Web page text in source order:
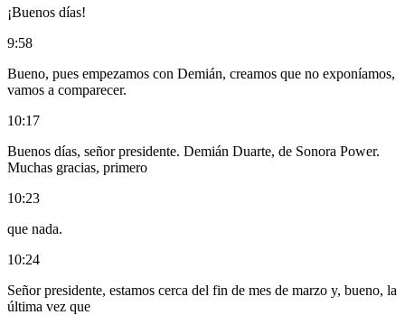
¡Buenos días!
9:58
Bueno, pues empezamos con Demián, creamos que no exponíamos,
vamos a comparecer.
10:17
Buenos días, señor presidente. Demián Duarte, de Sonora Power.
Muchas gracias, primero
10:23
que nada.
10:24
Señor presidente, estamos cerca del fin de mes de marzo y, bueno, la
última vez que